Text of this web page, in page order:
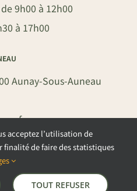
9h00 à 12h00
à 17h00
Aunay-Sous-Auneau
DE AUNAY-SOUS-AUNEAU –
GESTION DES COOKIES –
acceptez l’utilisation de
de faire des statistiques
TOUT REFUSER